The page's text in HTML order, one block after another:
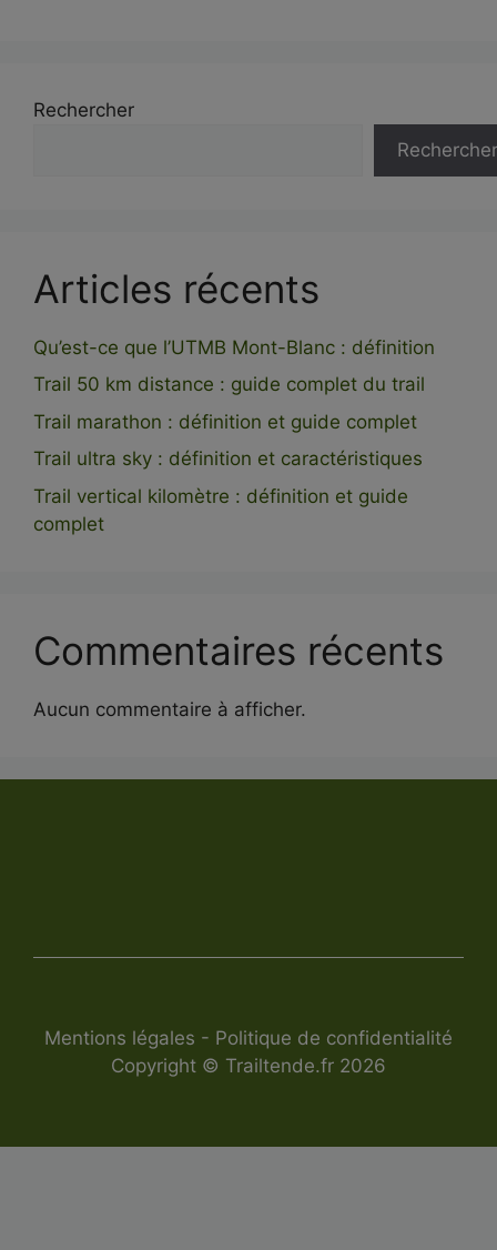
Rechercher
Rechercher
Articles récents
Qu’est-ce que l’UTMB Mont-Blanc : définition
Trail 50 km distance : guide complet du trail
Trail marathon : définition et guide complet
Trail ultra sky : définition et caractéristiques
Trail vertical kilomètre : définition et guide
complet
Commentaires récents
Aucun commentaire à afficher.
Copyright © Trailtende.fr 2026
Mentions légales - Politique de confidentialité